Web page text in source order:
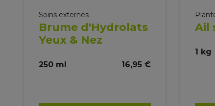
Soins externes
Brume d'Hydrolats
Yeux & Nez
250 ml 16,95 €
Ail
1 kg